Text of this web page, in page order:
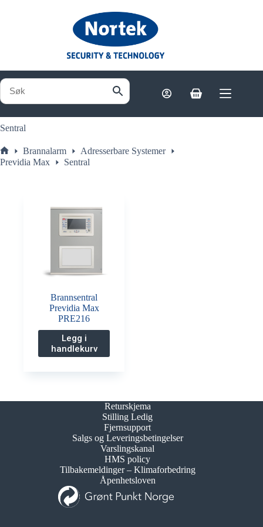
Handlekurv
Sentral
Hjem
Brannalarm
Adresserbare Systemer
Previdia Max
Sentral
Brannsentral
Previdia Max
PRE216
Legg i
handlekurv
Returskjema
Stilling Ledig
Fjernsupport
Salgs og Leveringsbetingelser
Varslingskanal
HMS policy
Tilbakemeldinger – Klimaforbedring
Åpenhetsloven